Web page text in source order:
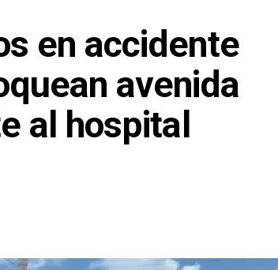
en accidente
avenida
al hospital